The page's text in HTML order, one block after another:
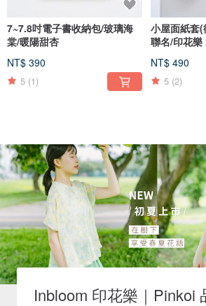
7~7.8吋電子書收納包/玻璃海
棠/暖陽甜杏
NT$ 390
5 (1)
小屋面紙套
聯名/印花
NT$ 490
5 (2)
Inbloom 印花樂｜Pinkoi